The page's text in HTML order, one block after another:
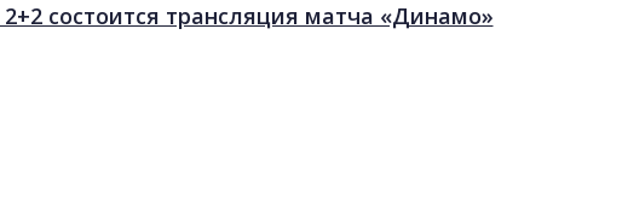
состоится трансляция матча «Динамо»